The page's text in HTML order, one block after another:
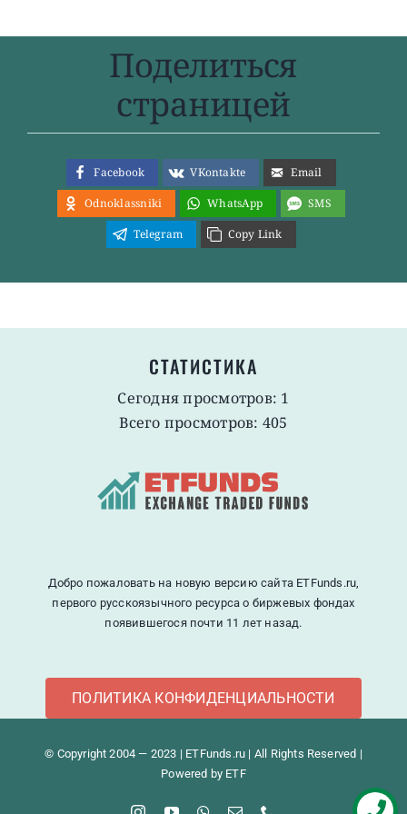
Поделиться
страницей
Facebook VKontakte
Email
Odnoklassniki
WhatsApp
SMS
Telegram
Copy Link
СТАТИСТИКА
Сегодня просмотров: 1
Всего просмотров: 405
Добро пожаловать на новую версию сайта ETFunds.ru,
первого русскоязычного ресурса о биржевых фондах
появившегося почти 11 лет назад.
ПОЛИТИКА КОНФИДЕНЦИАЛЬНОСТИ
© Copyright 2004 — 2023 | ETFunds.ru | All Rights Reserved |
Powered by ETF